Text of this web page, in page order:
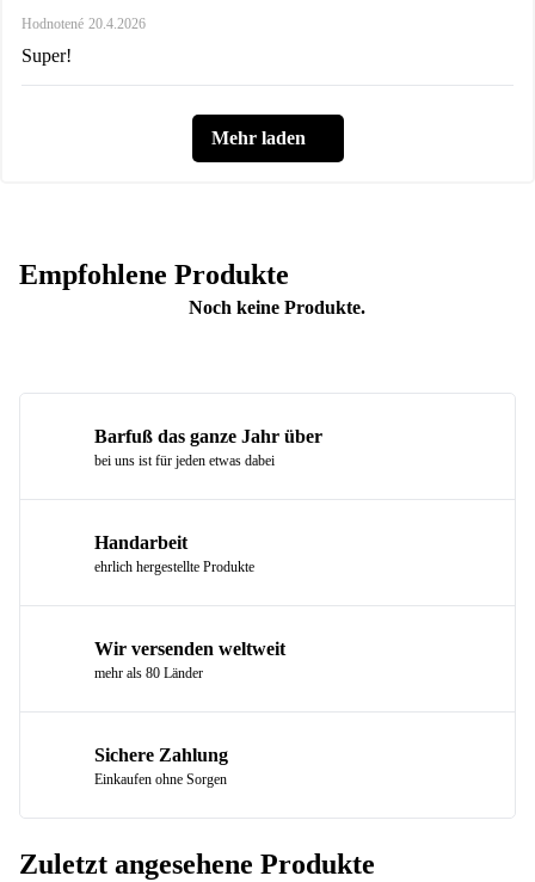
Hodnotené 20.4.2026
Super!
Mehr laden
Empfohlene Produkte
Noch keine Produkte.
Barfuß das ganze Jahr über
bei uns ist für jeden etwas dabei
Handarbeit
ehrlich hergestellte Produkte
Wir versenden weltweit
mehr als 80 Länder
Sichere Zahlung
Einkaufen ohne Sorgen
Zuletzt angesehene Produkte